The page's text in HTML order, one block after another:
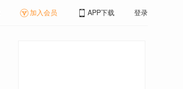
加入会员 APP下载 登录